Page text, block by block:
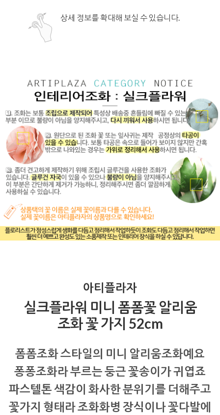
상세 정보를 확대해 보실 수 있습니다.
아티플라자
실크플라워 미니 폼폼꽃 알리움
조화 꽃 가지 52cm
폼폼조화 스타일의 미니 알리움조화예요
퐁퐁조화라 부르는 둥근 꽃송이가 귀엽죠
파스텔톤 색감이 화사한 분위기를 더해주고
꽃가지 형태라 조화화병 장식이나 꽃다발에